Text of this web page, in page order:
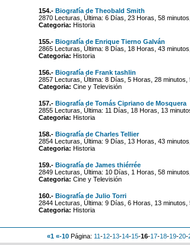
154.- Biografía de Theobald Smith
2870 Lecturas, Última: 6 Días, 23 Horas, 58
Categoria: Historia
155.- Biografía de Enrique Tierno Galván
2865 Lecturas, Última: 8 Días, 18 Horas, 43
Categoria: Historia
156.- Biografía de Frank tashlin
2857 Lecturas, Última: 8 Días, 5 Horas, 28 minutos,
Categoria: Cine y Televisión
157.- Biografía de Tomás Cipriano de Mosquera
2855 Lecturas, Última: 11 Días, 18 Horas, 13
Categoria: Historia
158.- Biografía de Charles Tellier
2854 Lecturas, Última: 9 Días, 13 Horas, 43
Categoria: Historia
159.- Biografía de James thiérrée
2849 Lecturas, Última: 10 Días, 1 Horas, 58
Categoria: Cine y Televisión
160.- Biografía de Julio Torri
2844 Lecturas, Última: 9 Días, 6 Horas, 13 minutos,
Categoria: Historia
«1 «-10 Página: 11-12-13-14-15-16-17-18-19-20-